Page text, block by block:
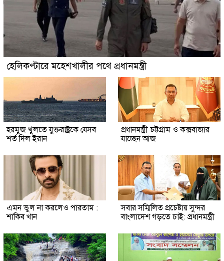
হেলিকপ্টারে মহেশখালীর পথে প্রধানমন্ত্রী
হরমুজ খুলতে যুক্তরাষ্ট্রকে যেসব
শর্ত দিল ইরান
প্রধানমন্ত্রী চট্টগ্রাম ও কক্সবাজার
যাচ্ছেন আজ
এমন ভুল না করলেও পারতাম :
শাকিব খান
সবার সম্মিলিত প্রচেষ্টায় সুন্দর
বাংলাদেশ গড়তে চাই: প্রধানমন্ত্রী